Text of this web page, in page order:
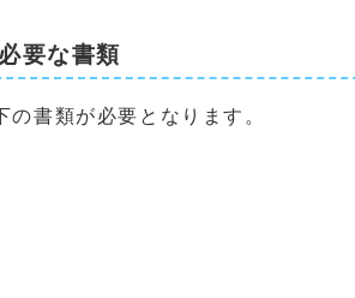
要な書類
書類が必要となります。